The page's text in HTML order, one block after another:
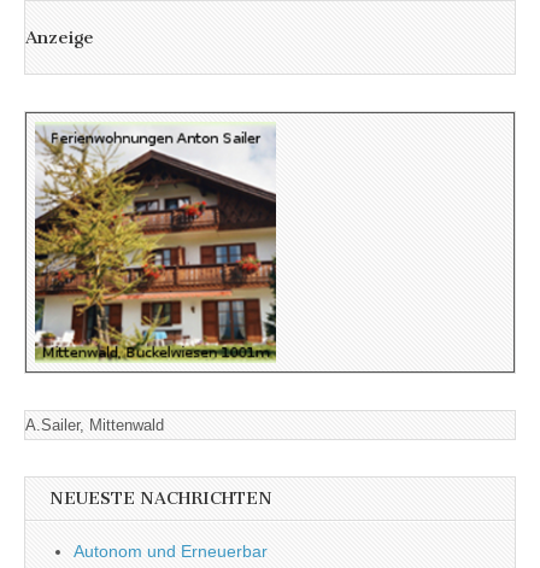
Anzeige
A.Sailer, Mittenwald
NEUESTE NACHRICHTEN
Autonom und Erneuerbar